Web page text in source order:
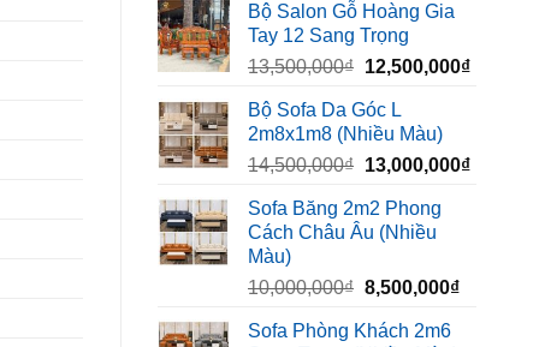
là:
6,500,000₫.
tại
Bộ Salon Gỗ Hoàng Gia
Tay 12 Sang Trọng
13,500,000₫ Giá
là:
13,500,000₫.
12,500,000₫Giá
Bộ Sofa Da Góc L
2m8x1m8 (Nhiều Màu)
14,500,000₫ Giá
là:
14,500,000₫.
13,000,000₫Giá
Sofa Băng 2m2 Phong
Cách Châu Âu (Nhiều
Màu)
10,000,000₫ Giá
là:
8,500,000₫Giá
Sofa Phòng Khách 2m6